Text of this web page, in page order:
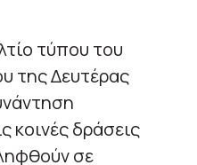
τύπου του
της Δευτέρας
κοινές δράσεις
σε